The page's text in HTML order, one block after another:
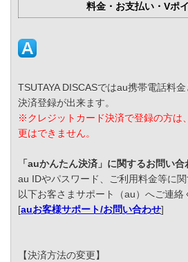
料金・お支払い・Vポ
TSUTAYA DISCASではau携帯電話料
決済登録が出来ます。
※クレジットカード決済で登録の方は
更はできません。
「auかんたん決済」に関するお問い合
au IDやパスワード、ご利用料金等に関
以下お客さまサポート（au）へご連絡
[auお客様サポート/お問い合わせ]
【決済方法の変更】